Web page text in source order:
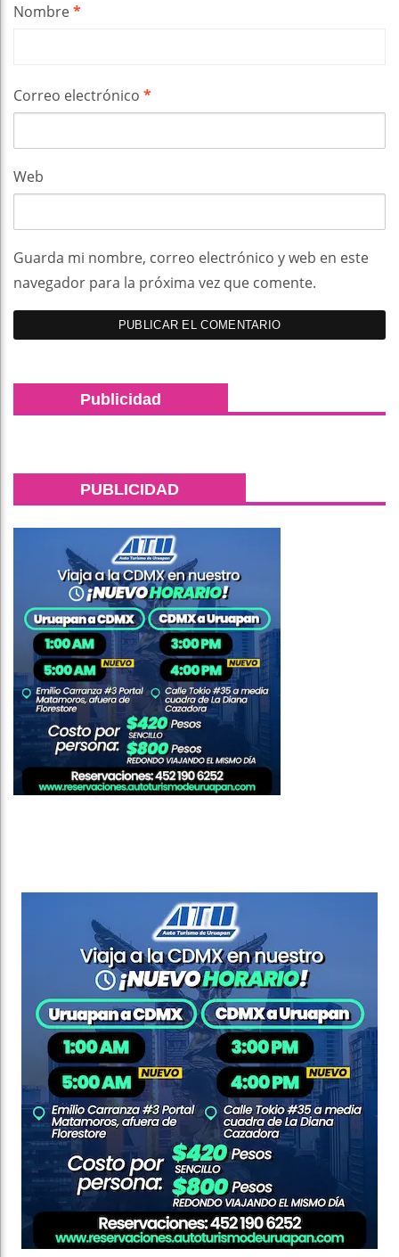
Nombre*
Correo electrónico *
Web
Guarda mi nombre, correo electrónico y web en este
navegador para la próxima vez que comente.
Publicidad
PUBLICIDAD